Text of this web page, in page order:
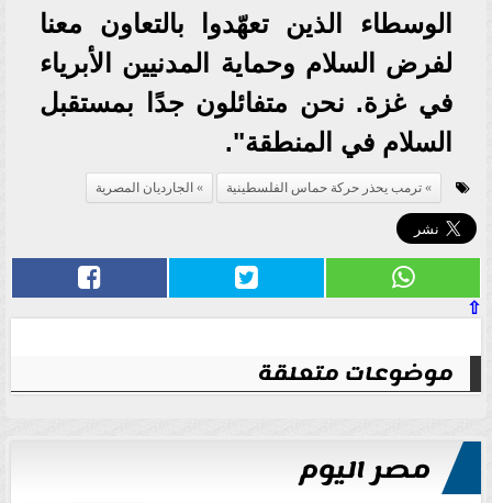
الوسطاء الذين تعهّدوا بالتعاون معنا
لفرض السلام وحماية المدنيين الأبرياء
في غزة. نحن متفائلون جدًا بمستقبل
السلام في المنطقة".
ترمب يحذر حركة حماس الفلسطينية الجارديان المصرية
⇧
موضوعات متعلقة
مصر اليوم